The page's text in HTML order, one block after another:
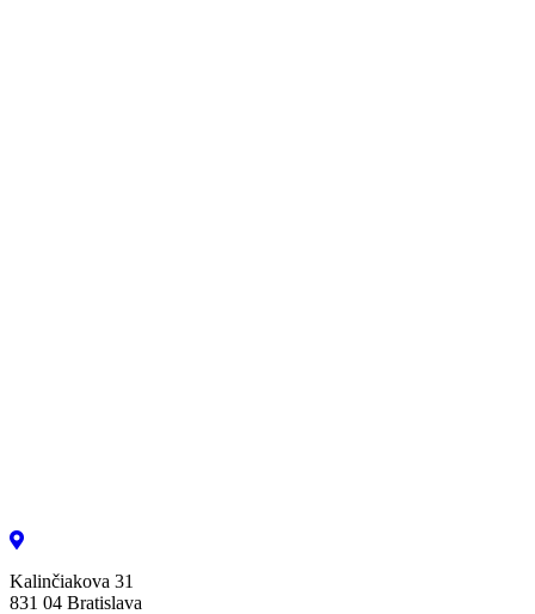
Kalinčiakova 31
831 04 Bratislava